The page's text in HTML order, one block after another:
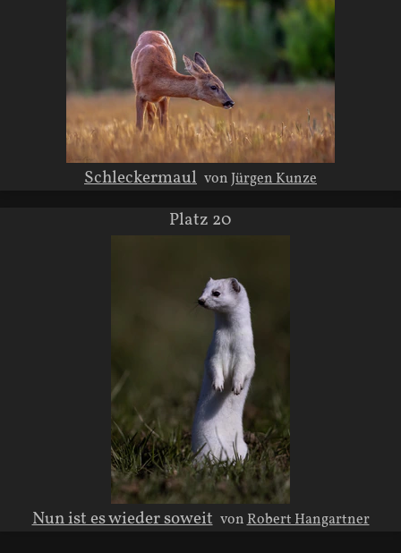
Schleckermaul vonJürgen Kunze
Platz 20
Nun ist es wieder soweit vonRobert Hangartner